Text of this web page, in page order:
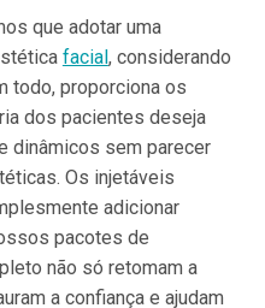
que adotar uma
facial, considerando
todo, proporciona os
dos pacientes deseja
dinâmicos sem parecer
Os injetáveis
adicionar
pacotes de
não só retomam a
a confiança e ajudam